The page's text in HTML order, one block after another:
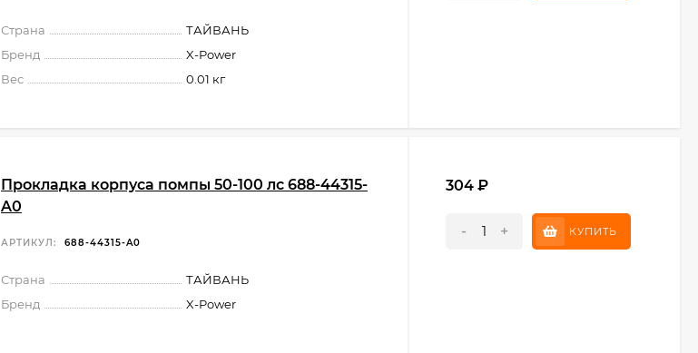
Страна
ТАЙВАНЬ
Бренд
X-Power
Вес
0.01 кг
Прокладка корпуса помпы 50-100 лс 688-44315-
A0
АРТИКУЛ: 688-44315-A0
Страна
ТАЙВАНЬ
Бренд
X-Power
304 ₽
- + КУПИТЬ